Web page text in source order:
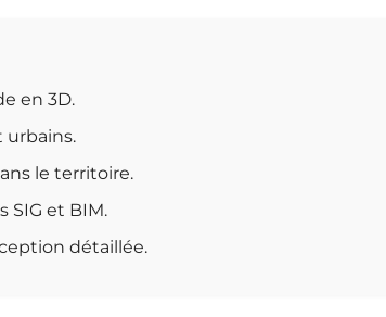
en 3D.
urbains.
le territoire.
SIG et BIM.
détaillée.